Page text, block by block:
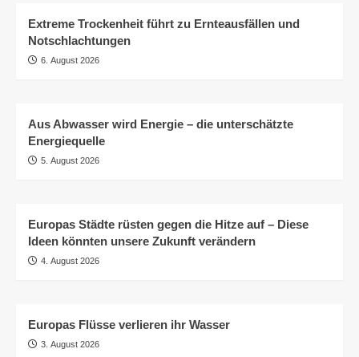
Extreme Trockenheit führt zu Ernteausfällen und
Notschlachtungen
6. August 2026
Aus Abwasser wird Energie – die unterschätzte
Energiequelle
5. August 2026
Europas Städte rüsten gegen die Hitze auf – Diese
Ideen könnten unsere Zukunft verändern
4. August 2026
Europas Flüsse verlieren ihr Wasser
3. August 2026